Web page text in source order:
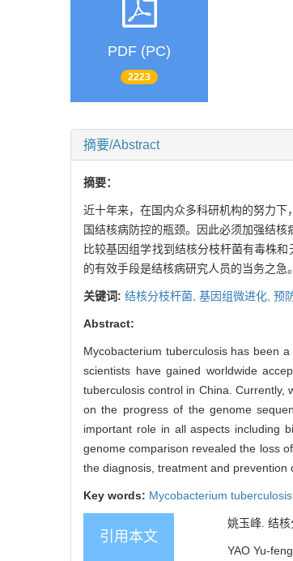
PDF (PC)
2223
摘要/Abstract
摘要：
近十年来，在国内众多科研机构的努力
国结核病防控的瓶颈。因此必须加强结
比较基因组学找到结核分枝杆菌有毒株
的有效手段是结核病研究人员的当务之急。
关键词: 结核分枝杆菌, 基因组微进化, 预
Abstract:
Mycobacterium tuberculosis has been
scientists have gained worldwide
tuberculosis control in China. Currently,
on the progress of the genome
important role in all aspects including
genome comparison revealed the loss
the diagnosis, treatment and prevention
Key words: Mycobacterium
引用本文
姚玉峰. 结
YAO Yu-